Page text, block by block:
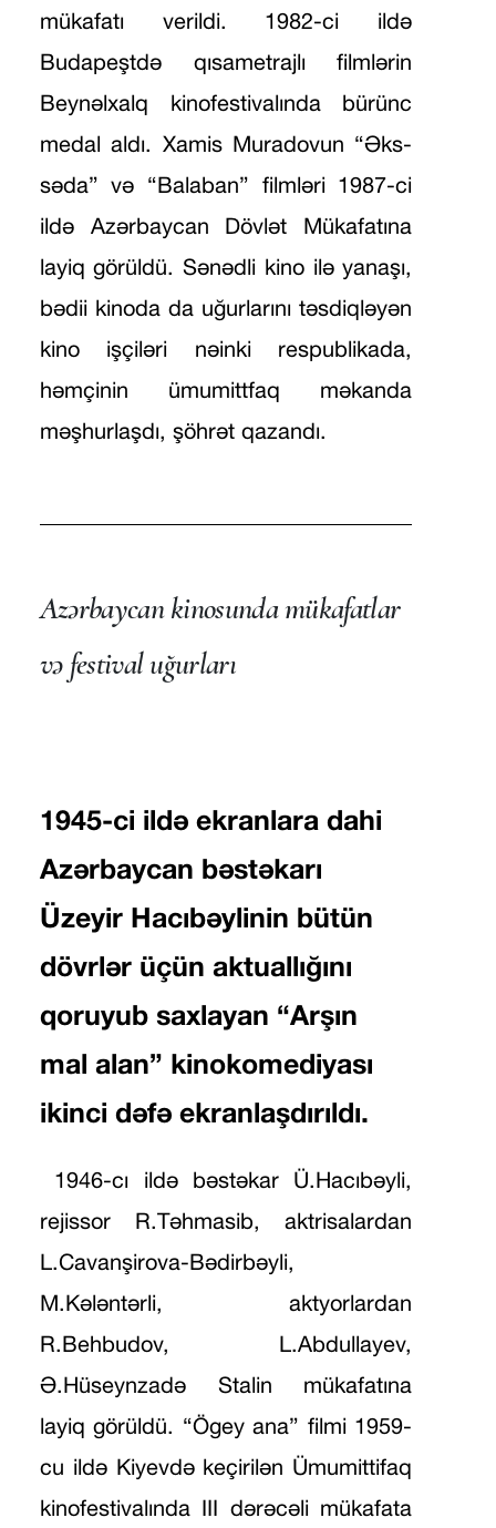
mükafatı verildi. 1982-ci ildə
Budapeştdə qısametrajlı filmlərin
Beynəlxalq kinofestivalında bürünc
medal aldı. Xamis Muradovun “Əks-
səda” və “Balaban” filmləri 1987-ci
ildə Azərbaycan Dövlət Mükafatına
layiq görüldü. Sənədli kino ilə yanaşı,
bədii kinoda da uğurlarını təsdiqləyən
kino işçiləri nəinki respublikada,
həmçinin ümumittfaq məkanda
məşhurlaşdı, şöhrət qazandı.
Azərbaycan kinosunda mükafatlar
və festival uğurları
1945-ci ildə ekranlara dahi
Azərbaycan bəstəkarı
Üzeyir Hacıbəylinin bütün
dövrlər üçün aktuallığını
qoruyub saxlayan “Arşın
mal alan” kinokomediyası
ikinci dəfə ekranlaşdırıldı.
1946-cı ildə bəstəkar Ü.Hacıbəyli,
rejissor R.Təhmasib, aktrisalardan
L.Cavanşirova-Bədirbəyli,
M.Kələntərli, aktyorlardan
R.Behbudov, L.Abdullayev,
Ə.Hüseynzadə Stalin mükafatına
layiq görüldü. “Ögey ana” filmi 1959-
cu ildə Kiyevdə keçirilən Ümumittifaq
kinofestivalında III dərəcəli mükafata